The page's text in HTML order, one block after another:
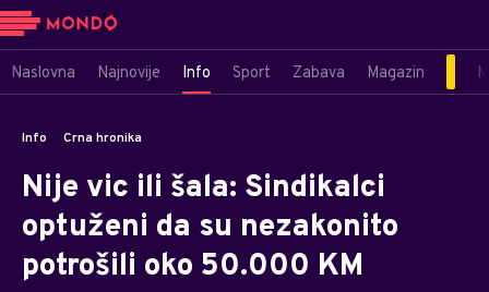
Naslovna Najnovije Info Sport Zabava Magazin
Info Crna hronika
Nije vic ili šala: Sindikalci
optuženi da su nezakonito
potrošili oko 50.000 KM